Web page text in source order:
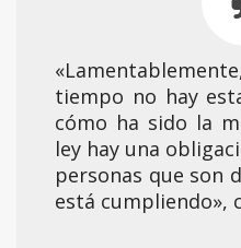
tiempo no hay
cómo ha sido la
ley hay una
personas que son
está cumpliendo»,